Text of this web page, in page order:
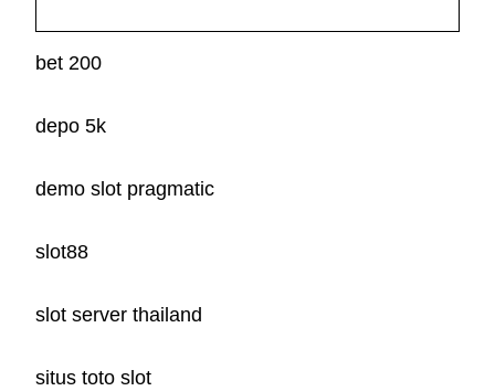
bet 200
depo 5k
demo slot pragmatic
slot88
slot server thailand
situs toto slot